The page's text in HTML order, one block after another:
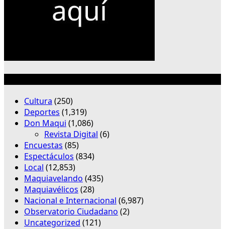
Cultura (250)
Deportes (1,319)
Don Maqui (1,086)
Revista Digital (6)
Encuestas (85)
Espectáculos (834)
Local (12,853)
Maquiavelando (435)
Maquiavélicos (28)
Nacional e Internacional (6,987)
Observatorio Ciudadano (2)
Uncategorized (121)